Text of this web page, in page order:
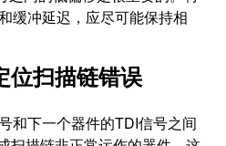
缓冲延迟，应尽可能保持相
位扫描链错误
和下一个器件的TDI信号之间